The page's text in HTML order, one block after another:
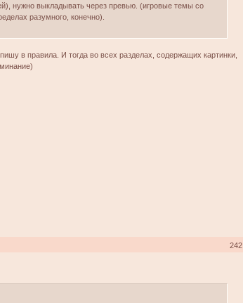
нужно выкладывать через превью. (игровые темы со
разумного, конечно).
в правила. И тогда во всех разделах, содержащих картинки,
242